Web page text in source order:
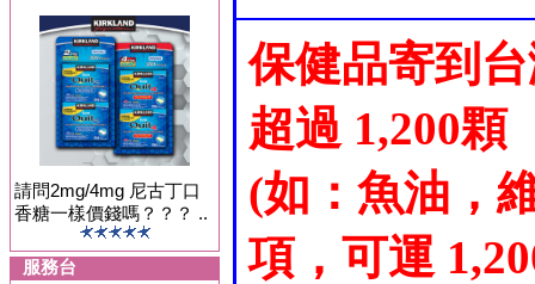
請問2mg/4mg 尼古丁口
香糖一樣價錢嗎？？？ ..
服務台
保健品寄到
超過 1,200顆
(如：魚油，
項，可運